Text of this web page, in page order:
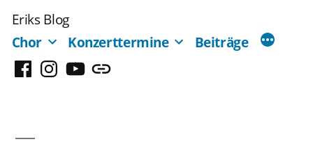
Inhalt
springen
Eriks Blog
Chor
Konzerttermine Beiträge
FacebookInstagram
YouTubeMastodon